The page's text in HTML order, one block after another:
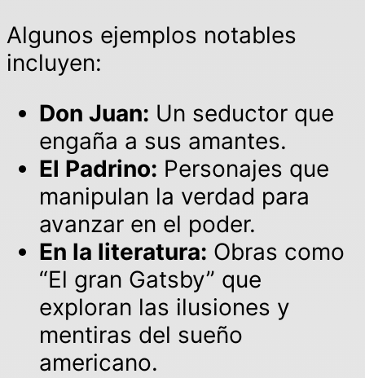
Algunos ejemplos notables
incluyen:
Don Juan: Un seductor que
engaña a sus amantes.
El Padrino: Personajes que
manipulan la verdad para
avanzar en el poder.
En la literatura: Obras como
“El gran Gatsby” que
exploran las ilusiones y
mentiras del sueño
americano.